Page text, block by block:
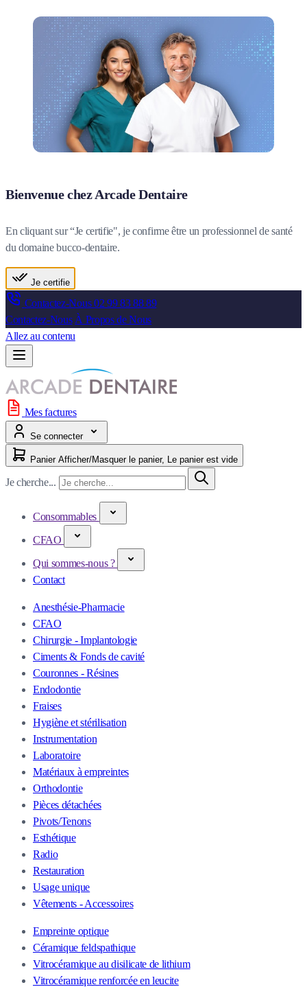
Bienvenue chez Arcade Dentaire
En cliquant sur “Je certifie", je confirme être un professionnel de santé
du domaine bucco-dentaire.
Je certifie
Contactez-Nous02 99 83 88 89
Contactez-Nous À Propos de Nous
Allez au contenu
Mes factures
Se connecter
Panier Afficher/Masquer le panier, Le panier est vide
Je cherche...
Consommables
CFAO
Qui sommes-nous ?
Contact
Anesthésie-Pharmacie
CFAO
Chirurgie - Implantologie
Ciments & Fonds de cavité
Couronnes - Résines
Endodontie
Fraises
Hygiène et stérilisation
Instrumentation
Laboratoire
Matériaux à empreintes
Orthodontie
Pièces détachées
Pivots/Tenons
Esthétique
Radio
Restauration
Usage unique
Vêtements - Accessoires
Empreinte optique
Céramique feldspathique
Vitrocéramique au disilicate de lithium
Vitrocéramique renforcée en leucite